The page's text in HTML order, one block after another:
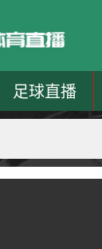
足球直播